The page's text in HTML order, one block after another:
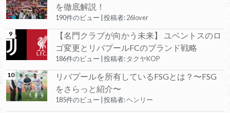
を徹底解説！
190件のビュー |投稿者:26lover
【名門クラブが向かう未来】 ユベントスのロ
ゴ変更とリバプールFCのブランド戦略
186件のビュー |投稿者: タクヤKOP
リバプールを所有しているFSGとは？〜FSG
をさらっと紹介〜
185件のビュー |投稿者:ヘンリー